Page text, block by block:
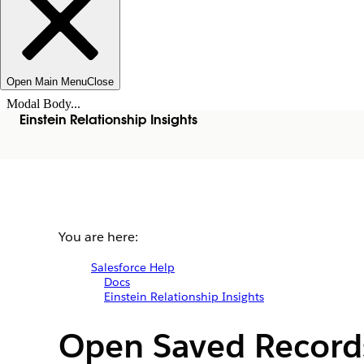
Open Main MenuClose
Modal Body...
Einstein Relationship Insights
You are here:
Salesforce Help
Docs
Einstein Relationship Insights
Open Saved